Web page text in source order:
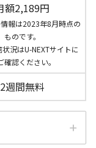
額2,189円
報は2023年8月時点の
ものです。
況はU-NEXTサイトに
確認ください。
2週間無料